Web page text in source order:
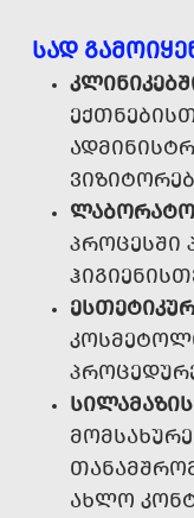
ᲡᲐᲓ
ᲞᲠᲝᲪᲔᲡᲨᲘ
ᲐᲮᲚᲝ